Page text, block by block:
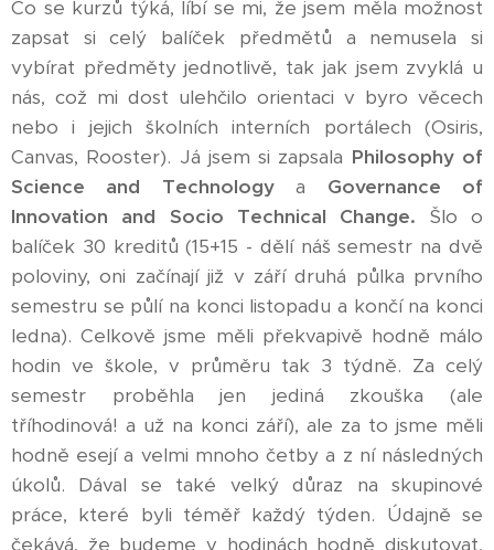
Co se kurzů týká, líbí se mi, že jsem měla možnost
zapsat si celý balíček předmětů a nemusela si
vybírat předměty jednotlivě, tak jak jsem zvyklá u
nás, což mi dost ulehčilo orientaci v byro věcech
nebo i jejich školních interních portálech (Osiris,
Canvas, Rooster). Já jsem si zapsala Philosophy of
Science and Technologya Governance of
Innovation and Socio Technical Change. Šlo o
balíček 30 kreditů (15+15 - dělí náš semestr na dvě
poloviny, oni začínají již v září druhá půlka prvního
semestru se půlí na konci listopadu a končí na konci
ledna). Celkově jsme měli překvapivě hodně málo
hodin ve škole, v průměru tak 3 týdně. Za celý
semestr proběhla jen jediná zkouška (ale
tříhodinová! a už na konci září), ale za to jsme měli
hodně esejí a velmi mnoho četby a z ní následných
úkolů. Dával se také velký důraz na skupinové
práce, které byli téměř každý týden. Údajně se
čekává, že budeme v hodinách hodně diskutovat,